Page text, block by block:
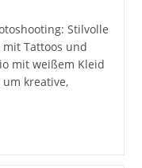
Stilvolle
Tattoos und
mit weißem Kleid
kreative,